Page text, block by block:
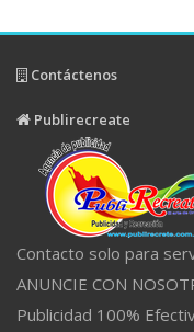
Contáctenos
Publirecreate
Contacto solo para
ANUNCIE CON
Publicidad 100%